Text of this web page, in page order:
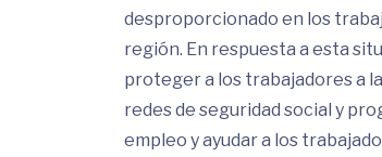
desproporcionado en los
región. En respuesta a esta
proteger a los trabajadores a
redes de seguridad social y
empleo y ayudar a los